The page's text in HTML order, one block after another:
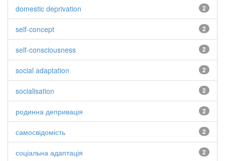
2
domestic deprivation
2
self-concept
2
self-consciousness
2
social adaptation
2
socialisation
2
родинна депривація
2
самосвідомість
2
соціальна адаптація